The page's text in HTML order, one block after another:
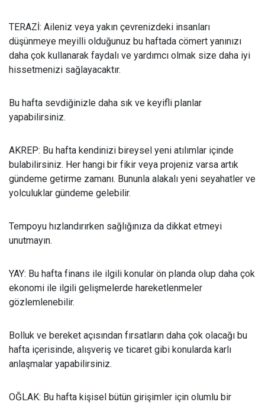
TERAZİ: Aileniz veya yakın çevrenizdeki insanları
düşünmeye meyilli olduğunuz bu haftada cömert yanınızı
daha çok kullanarak faydalı ve yardımcı olmak size daha iyi
hissetmenizi sağlayacaktır.
Bu hafta sevdiğinizle daha sık ve keyifli planlar
yapabilirsiniz.
AKREP: Bu hafta kendinizi bireysel yeni atılımlar içinde
bulabilirsiniz. Her hangi bir fikir veya projeniz varsa artık
gündeme getirme zamanı. Bununla alakalı yeni seyahatler ve
yolculuklar gündeme gelebilir.
Tempoyu hızlandırırken sağlığınıza da dikkat etmeyi
unutmayın.
YAY: Bu hafta finans ile ilgili konular ön planda olup daha çok
ekonomi ile ilgili gelişmelerde hareketlenmeler
gözlemlenebilir.
Bolluk ve bereket açısından fırsatların daha çok olacağı bu
hafta içerisinde, alışveriş ve ticaret gibi konularda karlı
anlaşmalar yapabilirsiniz.
OĞLAK: Bu hafta kişisel bütün girişimler için olumlu bir